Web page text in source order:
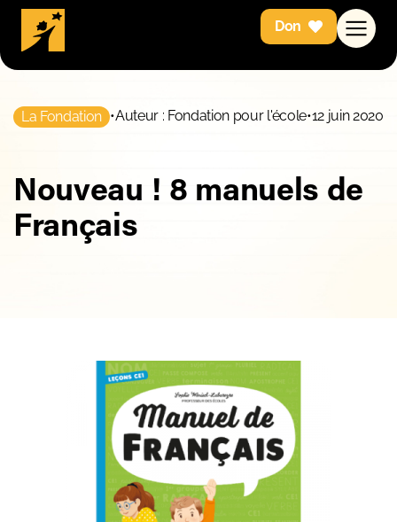
Don
La Fondation •Auteur : Fondation pour l'école•12 juin 2020
Nouveau ! 8 manuels de
Français